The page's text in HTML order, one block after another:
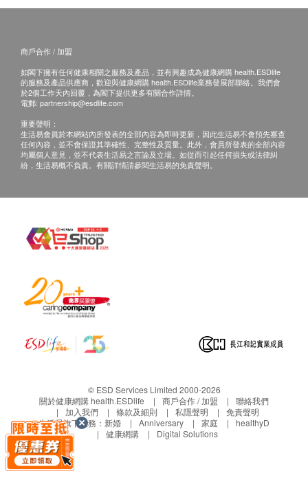
馬林魚
松葉蟹
黑青口
豆類
鷹嘴豆
扁豆
葫蘆巴
豌豆
生果類
蘋果
香蕉
哈蜜瓜(黃色)
芒果
木瓜
草莓
楊桃
中國醋栗/燈籠果
1. 客人同意作致敏原測試Faber。
3. 客人明白是次檢測只屬致敏原測試。
4. 客人應求診醫生給予任何治療的建議。有些人在
接受過全面致敏原測試後，有其他致敏原未被發現。
僅此提醒，儘管檢查結果表面上屬正常，還有可能有
商戶合作 / 加盟
如閣下擁有任何健康相關之服務及產品，並有興趣成為健康網購 health.ESDlife
的服務及產品供應商，歡迎與健康網購 health.ESDlife業務發展部聯絡。我們會
於2個工作天內回覆，為閣下提供更多有關合作詳情。
電郵: partnership@esdlife.com
重要聲明：
生活易會員於本網站內所發表的全部內容為即時更新，因此生活易不會預先審查
任何內容，並不會保證其準確性、完整性及質量。此外，會員所發表的全部內容
均屬個人意見，並不代表生活易之言論及立場。如從而引起任何損失或法律糾
紛，生活易概不負責。有關詳情請參閱生活易的免責聲明。
© ESD Services Limited 2000-2026
關於健康網購 health.ESDlife
商戶合作 / 加盟
聯絡我們
加入我們
條款及細則 私隱聲明
免責聲明
生活易旗下業務： 新婚 Anniversary 家庭
healthyD
健康網購
Digital Solutions